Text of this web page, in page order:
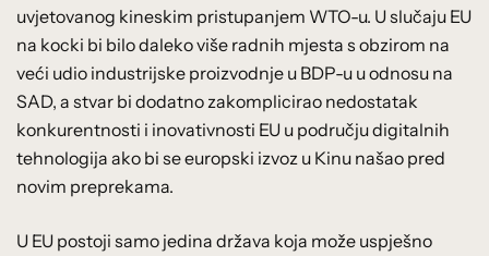
uvjetovanog kineskim pristupanjem WTO-u. U slučaju EU
na kocki bi bilo daleko više radnih mjesta s obzirom na
veći udio industrijske proizvodnje u BDP-u u odnosu na
SAD, a stvar bi dodatno zakomplicirao nedostatak
konkurentnosti i inovativnosti EU u području digitalnih
tehnologija ako bi se europski izvoz u Kinu našao pred
novim preprekama.
U EU postoji samo jedina država koja može uspješno